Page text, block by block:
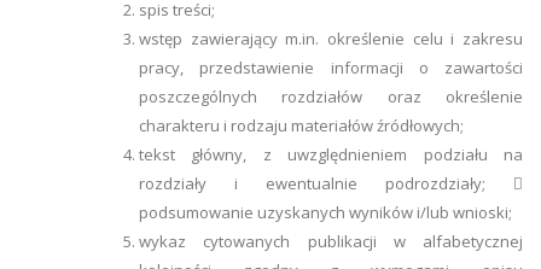
spis treści;
wstęp zawierający m.in. określenie celu i zakresu
pracy, przedstawienie informacji o zawartości
poszczególnych rozdziałów oraz określenie
charakteru i rodzaju materiałów źródłowych;
tekst główny, z uwzględnieniem podziału na
rozdziały i ewentualnie podrozdziały; 
podsumowanie uzyskanych wyników i/lub wnioski;
wykaz cytowanych publikacji w alfabetycznej